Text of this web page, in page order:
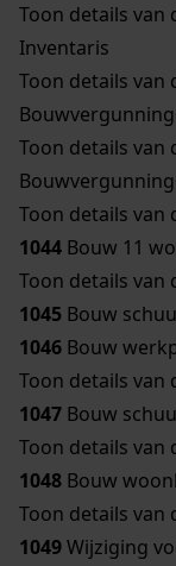
Toon details van
Inventaris
Toon details van
Toon details van
Toon details van
1044 Bouw 11
Toon details van
1045 Bouw
1046 Bouw
Toon details van
1047 Bouw
Toon details van
1048 Bouw
Toon details van
1049Wijziging